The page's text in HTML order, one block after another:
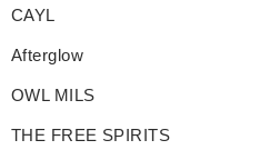
CAYL
Afterglow
OWL MILS
THE FREE SPIRITS